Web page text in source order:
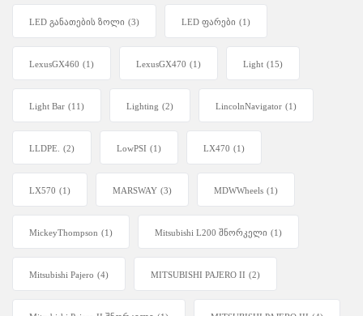
LED განათების ზოლი (3) LED ფარები (1)
LexusGX460 (1) LexusGX470 (1) Light (15)
Light Bar (11) Lighting (2) LincolnNavigator (1)
LLDPE. (2) LowPSI (1) LX470 (1)
LX570 (1) MARSWAY (3) MDWWheels (1)
MickeyThompson (1) Mitsubishi L200 შნორკელი (1)
Mitsubishi Pajero (4) MITSUBISHI PAJERO II (2)